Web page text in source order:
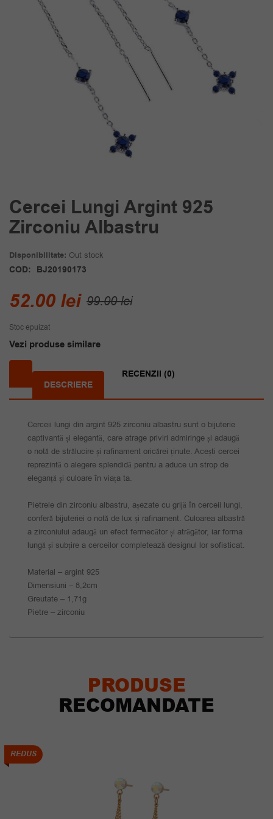
Cercei Lungi Argint 925
Zirconiu Albastru
Disponibilitate: Out stock
COD: BJ20190173
99.00leiPrețul
99.00 lei.
52.00 lei
Prețul
Stoc epuizat
Vezi produse similare
DESCRIERE
RECENZII (0)
Cerceii lungi din argint 925 zirconiu albastru sunt o bijuterie
captivantă și elegantă, care atrage priviri admiringe și adaugă
o notă de strălucire și rafinament oricărei ținute. Acești cercei
reprezintă o alegere splendidă pentru a aduce un strop de
eleganță și culoare în viața ta.
Pietrele din zirconiu albastru, așezate cu grijă în cerceii lungi,
conferă bijuteriei o notă de lux și rafinament. Culoarea albastră
a zirconiului adaugă un efect fermecător și atrăgător, iar forma
lungă și subțire a cerceilor completează designul lor sofisticat.
Material – argint 925
Dimensiuni – 8,2cm
Greutate – 1,71g
Pietre – zirconiu
PRODUSE
RECOMANDATE
REDUS